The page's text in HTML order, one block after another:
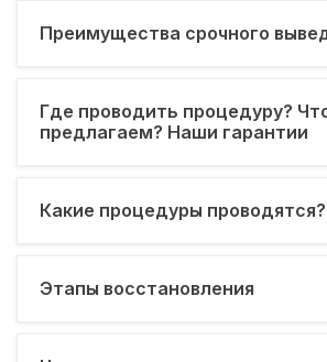
Преимущества срочного
Где проводить процедуру?
предлагаем? Наши гарантии
Какие процедуры проводятся?
Этапы восстановления